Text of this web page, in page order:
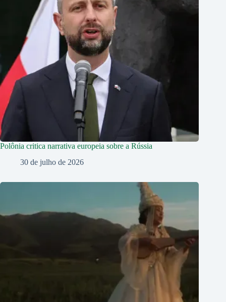
Polônia critica narrativa europeia sobre a Rússia
30 de julho de 2026